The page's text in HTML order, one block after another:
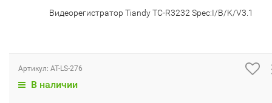
Видеорегистратор Tiandy TC-R3232 Spec:I/B/K/V3.1
Артикул: AT-LS-276
В наличии